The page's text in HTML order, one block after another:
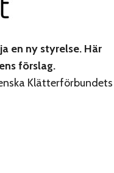
en ny styrelse. Här
förslag.
Klätterförbundets